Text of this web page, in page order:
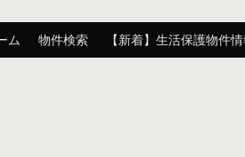
ム 物件検索 【新着】生活保護物件